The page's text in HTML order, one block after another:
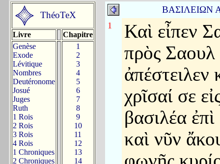
ThéoTeX
Livre
Chapitre
Genèse
Exode
Lévitique
Nombres
Deutéronome
Josué
Juges
Ruth
1 Rois
2 Rois
3 Rois
4 Rois
1 Chroniques
2 Chroniques
1
2
3
4
5
6
7
8
9
10
11
12
13
14
1
Καὶ εἶπεν
πρὸς
ἀπέστειλεν
χρῖσαί σε
βασιλέα
καὶ νῦν